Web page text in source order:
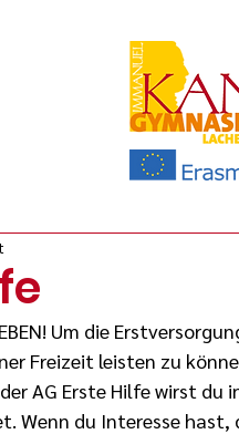
Um die
Freizeit leisten zu
AG Erste Hilfe wirst
Wenn du Interesse